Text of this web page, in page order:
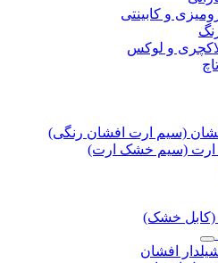
و کابینتی
لاکچری و لوکس
(سیم ارت افشان رنگی)
ارت (سیم خشک ارت)
(کابل خشک)
افشان